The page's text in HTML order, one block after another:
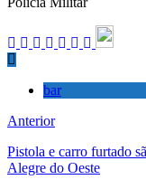
bar
Anterior
Pistola e carro furtado
Alegre do Oeste